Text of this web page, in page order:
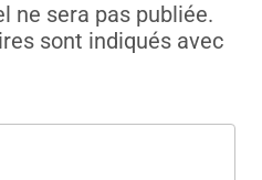
ne sera pas publiée.
sont indiqués avec